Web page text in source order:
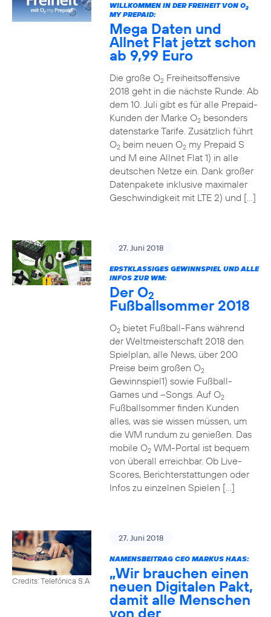
WILLKOMMEN IN DER FREIHEIT VON O2
MY PREPAID:
Mega Daten und
Allnet Flat jetzt schon
ab 9,99 Euro
Die große O2Freiheitsoffensive
2018 geht in die nächste Runde: Ab
dem 10. Juli gibt es für alle Prepaid-
Kunden der Marke O2besonders
datenstarke Tarife. Zusätzlich führt
O2beim neuen O2my Prepaid S
und M eine Allnet Flat 1) in alle
deutschen Netze ein. Dank großer
Datenpakete inklusive maximaler
Geschwindigkeit mit LTE 2) und […]
27. Juni 2018
ERSTKLASSIGES GEWINNSPIEL UND ALLE
INFOS ZUR WM:
Der O2
Fußballsommer 2018
O2bietet Fußball-Fans während
der Weltmeisterschaft 2018 den
Spielplan, alle News, über 200
Preise beim großen O2
Gewinnspiel1) sowie Fußball-
Games und –Songs. Auf O2
Fußballsommer finden Kunden
alles, was sie wissen müssen, um
die WM rundum zu genießen. Das
mobile O2WM-Portal ist bequem
von überall erreichbar. Ob Live-
Scores, Berichterstattungen oder
Infos zu einzelnen Spielen […]
Credits: Telefónica S.A
27. Juni 2018
NAMENSBEITRAG CEO MARKUS HAAS:
„Wir brauchen einen
neuen Digitalen Pakt,
damit alle Menschen
von der